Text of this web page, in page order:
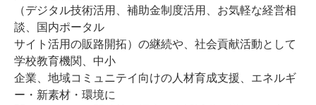
（デジタル技術活用、補助金制度活用、お気軽な経営相
談、国内ポータル
サイト活用の販路開拓）の継続や、社会貢献活動として
学校教育機関、中小
企業、地域コミュニテイ向けの人材育成支援、エネルギ
ー・新素材・環境に